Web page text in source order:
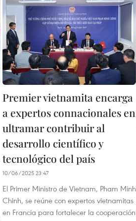
Premier vietnamita encarga
a expertos connacionales en
ultramar contribuir al
desarrollo científico y
tecnológico del país
10/06/2025 23:47
El Primer Ministro de Vietnam, Pham Minh
Chinh, se reúne con expertos vietnamitas
en Francia para fortalecer la cooperación